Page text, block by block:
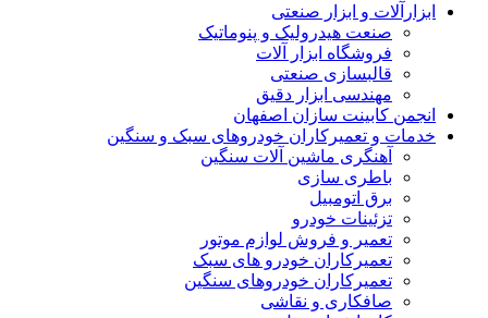
ابزارآلات و ابزار صنعتی
صنعت هیدرولیک و پنوماتیک
فروشگاه ابزار آلات
قالبسازی صنعتی
مهندسی ابزار دقیق
انجمن کابینت سازان اصفهان
خدمات و تعمیرکاران خودروهای سبک و سنگین
آهنگری ماشین آلات سنگین
باطری سازی
برق اتومبیل
تزئینات خودرو
تعمیر و فروش لوازم موتور
تعمیرکاران خودرو های سبک
تعمیرکاران خودروهای سنگین
صافکاری و نقاشی